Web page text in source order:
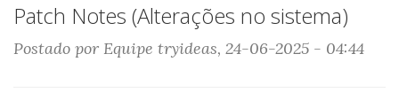
Patch Notes (Alterações no sistema)
Postado por Equipe tryideas, 24-06-2025 - 04:44